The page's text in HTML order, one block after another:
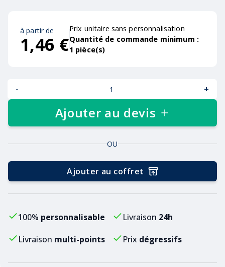
à partir de
1,46 €
Prix unitaire sans personnalisation
Quantité de commande minimum :
1 pièce(s)
- +
Ajouter au devis
OU
Ajouter au coffret
100% personnalisable Livraison 24h
Livraison multi-points Prix dégressifs